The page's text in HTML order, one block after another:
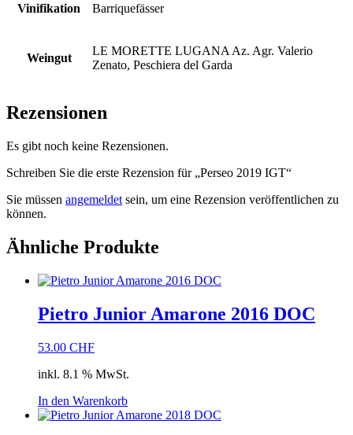
Vinifikation Barriquefässer
Weingut
LE MORETTE LUGANA Az. Agr. Valerio
Zenato, Peschiera del Garda
Rezensionen
Es gibt noch keine Rezensionen.
Schreiben Sie die erste Rezension für „Perseo 2019 IGT“
Sie müssen angemeldet sein, um eine Rezension veröffentlichen zu
können.
Ähnliche Produkte
Pietro Junior Amarone 2016 DOC
53.00 CHF
inkl. 8.1 % MwSt.
In den Warenkorb